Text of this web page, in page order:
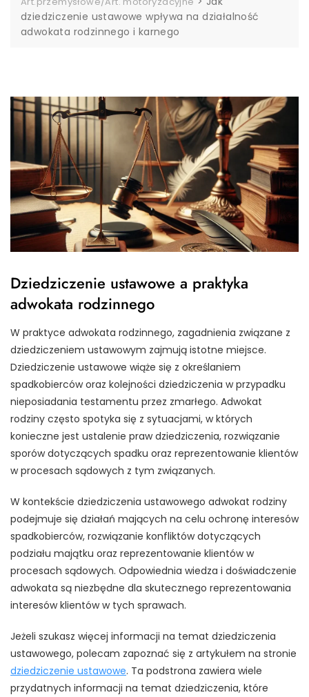
dziedziczenie ustawowe wpływa na działalność
adwokata rodzinnego i karnego
Dziedziczenie ustawowe a praktyka
adwokata rodzinnego
W praktyce adwokata rodzinnego, zagadnienia związane z
dziedziczeniem ustawowym zajmują istotne miejsce.
Dziedziczenie ustawowe wiąże się z określaniem
spadkobierców oraz kolejności dziedziczenia w przypadku
nieposiadania testamentu przez zmarłego. Adwokat
rodziny często spotyka się z sytuacjami, w których
konieczne jest ustalenie praw dziedziczenia, rozwiązanie
sporów dotyczących spadku oraz reprezentowanie klientów
w procesach sądowych z tym związanych.
W kontekście dziedziczenia ustawowego adwokat rodziny
podejmuje się działań mających na celu ochronę interesów
spadkobierców, rozwiązanie konfliktów dotyczących
podziału majątku oraz reprezentowanie klientów w
procesach sądowych. Odpowiednia wiedza i doświadczenie
adwokata są niezbędne dla skutecznego reprezentowania
interesów klientów w tych sprawach.
Jeżeli szukasz więcej informacji na temat dziedziczenia
ustawowego, polecam zapoznać się z artykułem na stronie
dziedziczenie ustawowe. Ta podstrona zawiera wiele
przydatnych informacji na temat dziedziczenia, które